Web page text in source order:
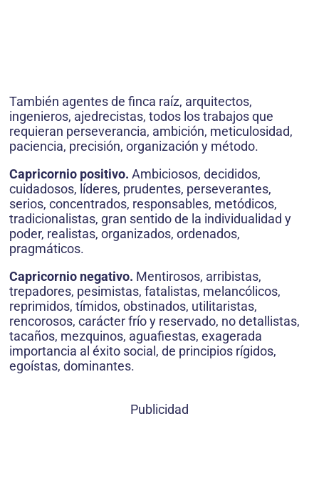
También agentes de finca raíz, arquitectos,
ingenieros, ajedrecistas, todos los trabajos que
requieran perseverancia, ambición, meticulosidad,
paciencia, precisión, organización y método.
Capricornio positivo. Ambiciosos, decididos,
cuidadosos, líderes, prudentes, perseverantes,
serios, concentrados, responsables, metódicos,
tradicionalistas, gran sentido de la individualidad y
poder, realistas, organizados, ordenados,
pragmáticos.
Capricornio negativo. Mentirosos, arribistas,
trepadores, pesimistas, fatalistas, melancólicos,
reprimidos, tímidos, obstinados, utilitaristas,
rencorosos, carácter frío y reservado, no detallistas,
tacaños, mezquinos, aguafiestas, exagerada
importancia al éxito social, de principios rígidos,
egoístas, dominantes.
Publicidad